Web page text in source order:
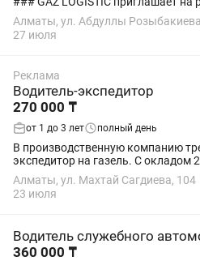
автомобиль Газель. Мы — транспортно-логистическая
компания, занимающаяся...
Алматы, ул. Абдуллы
27 июля
Реклама
Водитель-экспедитор
270 000 ₸
от 1 до 3 лет полный день
В производственную компанию
экспедитор на газель. С окладом
работы на грузовых автомобилях.
работодателя.Доставка товара и
Алматы, ул. Махтай Сагдиева, 104
23 июля
Водитель служебного
360 000 ₸